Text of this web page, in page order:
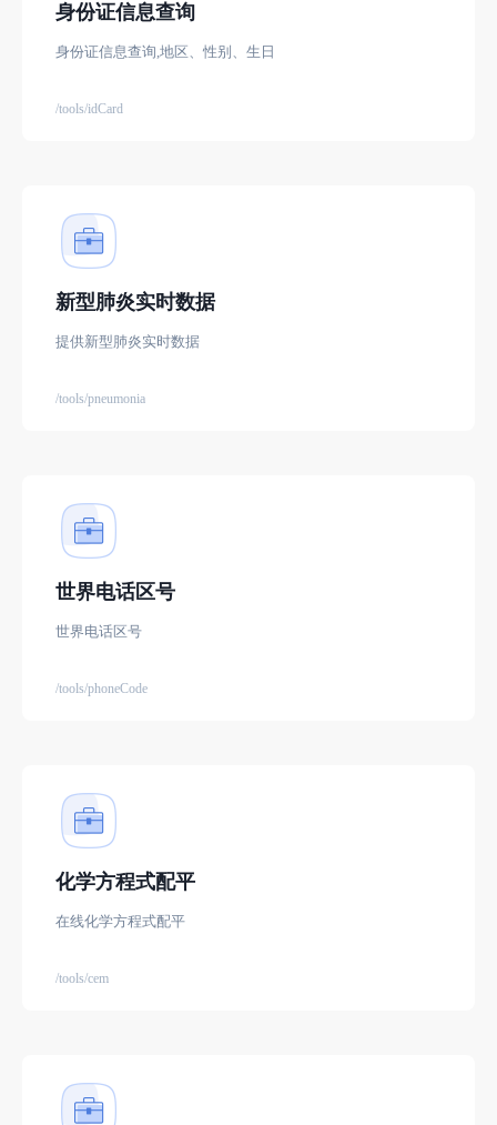
身份证信息查询
身份证信息查询,地区、性别、生日
/tools/idCard
新型肺炎实时数据
提供新型肺炎实时数据
/tools/pneumonia
世界电话区号
世界电话区号
/tools/phoneCode
化学方程式配平
在线化学方程式配平
/tools/cem